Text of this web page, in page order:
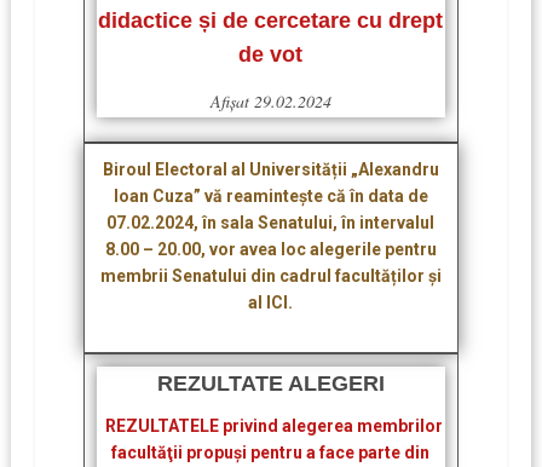
didactice și de cercetare cu drept
de vot
Afişat 29.02.2024
Biroul Electoral al Universității „Alexandru
Ioan Cuza” vă reamintește că în data de
07.02.2024, în sala Senatului, în intervalul
8.00 – 20.00, vor avea loc alegerile pentru
membrii Senatului din cadrul facultăților și
al ICI.
REZULTATE ALEGERI
REZULTATELE privind alegerea membrilor
facultăţii propuşi pentru a face parte din